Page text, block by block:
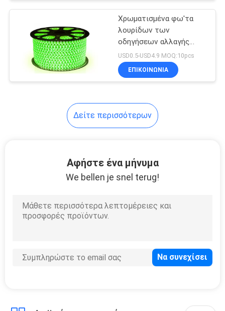
Ηλεκτρικός
ανεμιστήρας
βάθρων
ελεύθερο fryer
τοποθετήστε το
Χρωματισμένα φω'τα
λουρίδων των
οδηγήσεων αλλαγής
AC220V χρώματος
2700K
USD0.5-USD4.9 MOQ:10pcs
ΕΠΙΚΟΙΝΩΝΙΑ
Δείτε περισσότερων
Αφήστε ένα μήνυμα
We bellen je snel terug!